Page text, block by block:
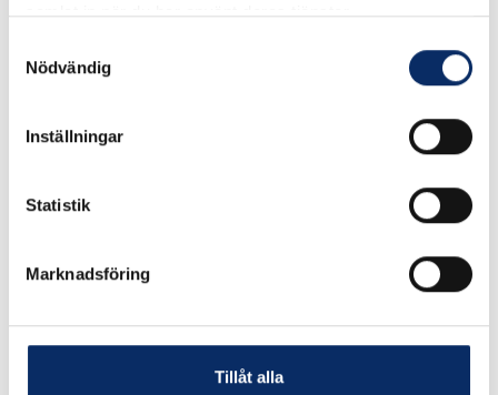
samlat in när du har använt deras tjänster.
Nödvändig
Inställningar
Statistik
Marknadsföring
Tillåt alla